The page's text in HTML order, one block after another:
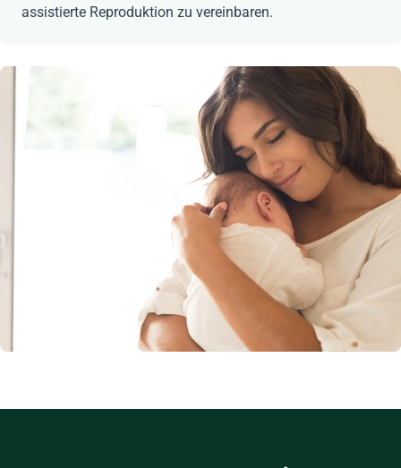
assistierte Reproduktion zu vereinbaren.